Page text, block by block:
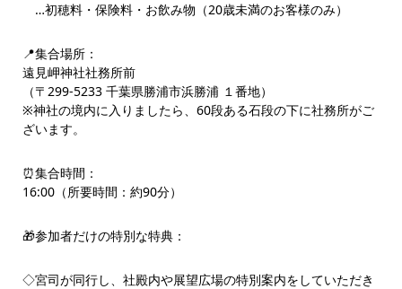
…初穂料・保険料・お飲み物（20歳未満のお客様のみ）
📍集合場所：
遠見岬神社社務所前
（〒299-5233 千葉県勝浦市浜勝浦 １番地）
※神社の境内に入りましたら、60段ある石段の下に社務所がご
ざいます。
⏰集合時間：
16:00（所要時間：約90分）
🎁参加者だけの特別な特典：
◇宮司が同行し、社殿内や展望広場の特別案内をしていただき